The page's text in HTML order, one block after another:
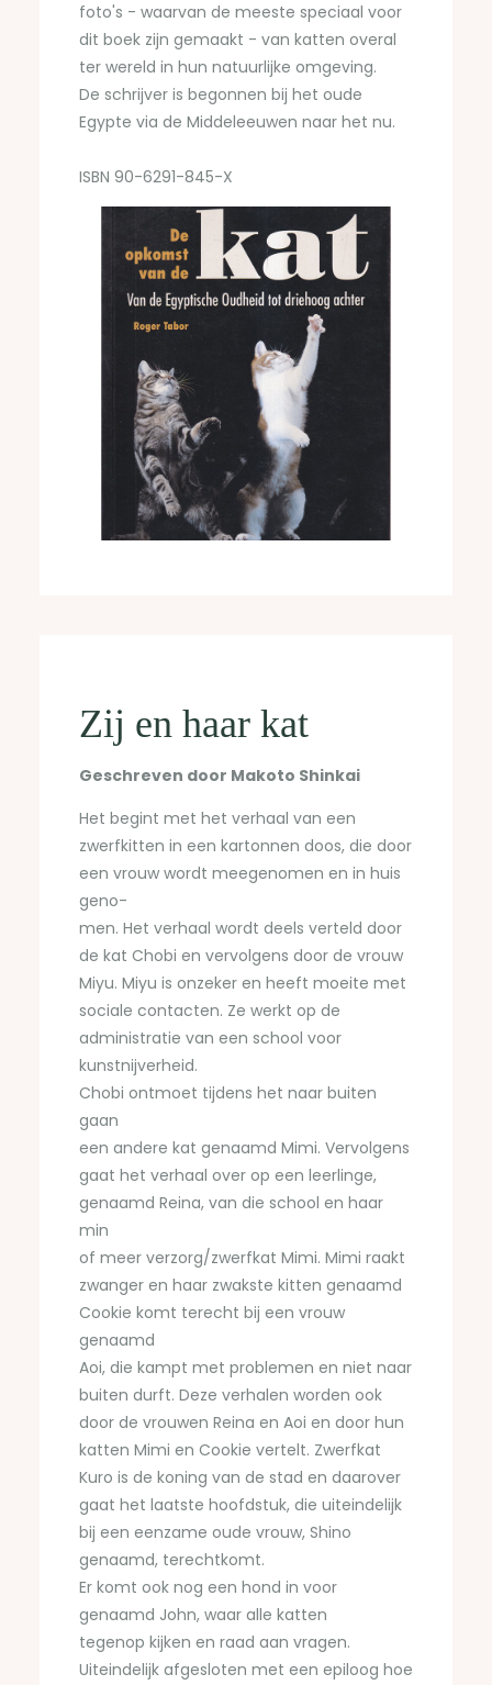
foto's - waarvan de meeste speciaal voor
dit boek zijn gemaakt - van katten overal
ter wereld in hun natuurlijke omgeving.
De schrijver is begonnen bij het oude
Egypte via de Middeleeuwen naar het nu.
ISBN 90-6291-845-X
Zij en haar kat
Geschreven door Makoto Shinkai
Het begint met het verhaal van een
zwerfkitten in een kartonnen doos, die door
een vrouw wordt meegenomen en in huis
geno-
men. Het verhaal wordt deels verteld door
de kat Chobi en vervolgens door de vrouw
Miyu. Miyu is onzeker en heeft moeite met
sociale contacten. Ze werkt op de
administratie van een school voor
kunstnijverheid.
Chobi ontmoet tijdens het naar buiten
gaan
een andere kat genaamd Mimi. Vervolgens
gaat het verhaal over op een leerlinge,
genaamd Reina, van die school en haar
min
of meer verzorg/zwerfkat Mimi. Mimi raakt
zwanger en haar zwakste kitten genaamd
Cookie komt terecht bij een vrouw
genaamd
Aoi, die kampt met problemen en niet naar
buiten durft. Deze verhalen worden ook
door de vrouwen Reina en Aoi en door hun
katten Mimi en Cookie vertelt. Zwerfkat
Kuro is de koning van de stad en daarover
gaat het laatste hoofdstuk, die uiteindelijk
bij een eenzame oude vrouw, Shino
genaamd, terechtkomt.
Er komt ook nog een hond in voor
genaamd John, waar alle katten
tegenop kijken en raad aan vragen.
Uiteindelijk afgesloten met een epiloog hoe